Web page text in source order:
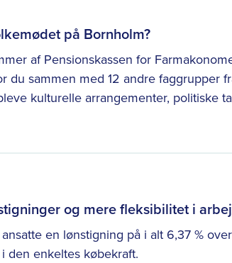
på Bornholm?
af Pensionskassen for
du sammen med 12 andre faggrupper
kulturelle arrangementer, politiske
og mere fleksibilitet i
en lønstigning på i alt 6,37 %
den enkeltes købekraft.